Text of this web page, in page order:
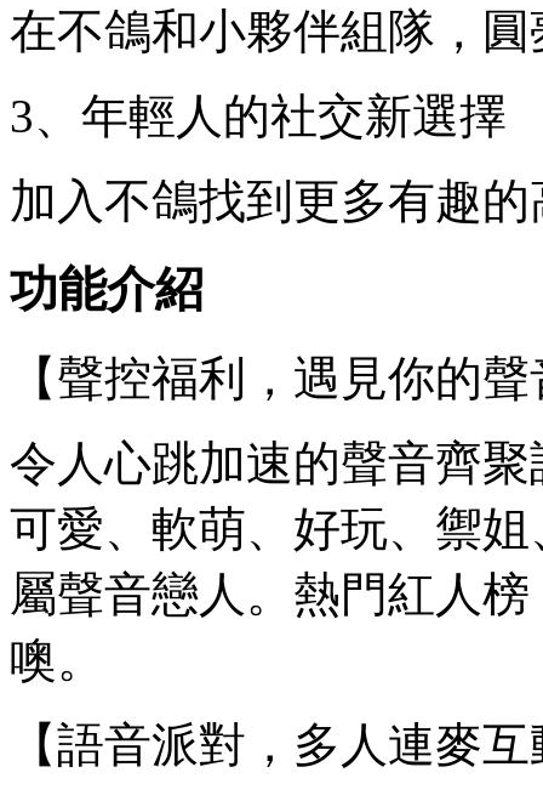
在不鴿和小夥伴組隊，
3、年輕人的社交新選擇
加入不鴿找到更多有趣
功能介紹
【聲控福利，遇見你的
令人心跳加速的聲音齊
可愛、軟萌、好玩、禦
屬聲音戀人。熱門紅人
噢。
【語音派對，多人連麥